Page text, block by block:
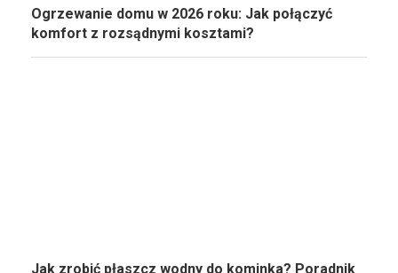
Ogrzewanie domu w 2026 roku: Jak połączyć
komfort z rozsądnymi kosztami?
Jak zrobić płaszcz wodny do kominka? Poradnik